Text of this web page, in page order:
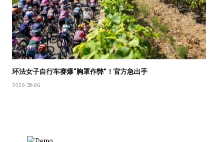
环法女子自行车赛爆“胸罩作弊”！官方急出手
2026-08-06